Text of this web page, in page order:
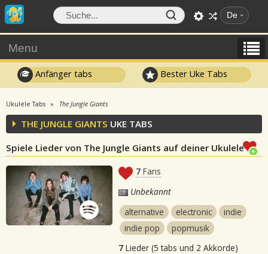
De
Menu
Anfänger tabs Bester Uke Tabs
Ukulele Tabs The Jungle Giants
THE JUNGLE GIANTS UKE TABS
Spiele Lieder von The Jungle Giants auf deiner Ukulele
7 Fans
Unbekannt
alternative
electronic
indie
indie pop
popmusik
7 Lieder (5 tabs und 2 Akkorde)